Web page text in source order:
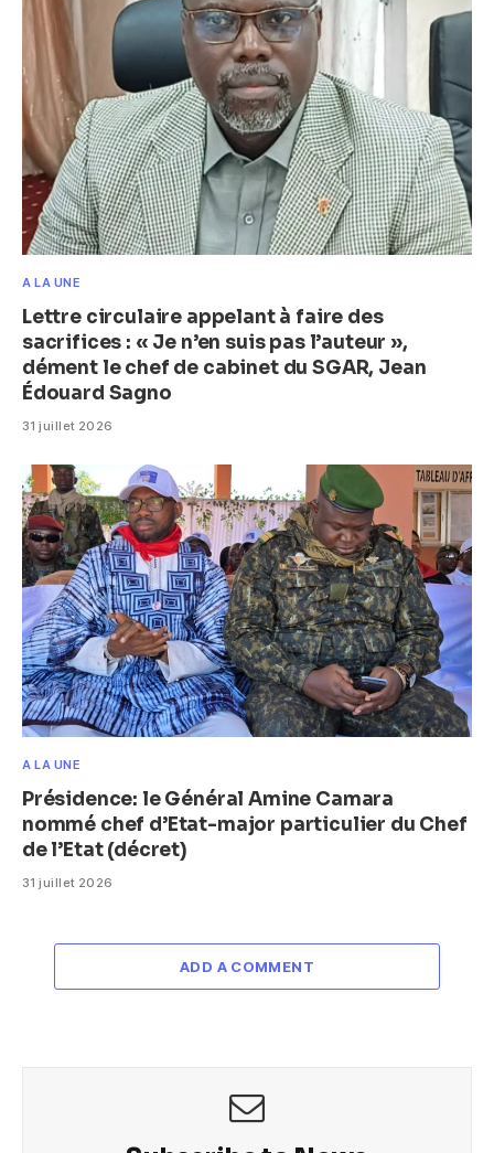
A LA UNE
Lettre circulaire appelant à faire des
sacrifices : « Je n’en suis pas l’auteur »,
dément le chef de cabinet du SGAR, Jean
Édouard Sagno
31 juillet 2026
A LA UNE
Présidence: le Général Amine Camara
nommé chef d’Etat-major particulier du Chef
de l’Etat (décret)
31 juillet 2026
ADD A COMMENT